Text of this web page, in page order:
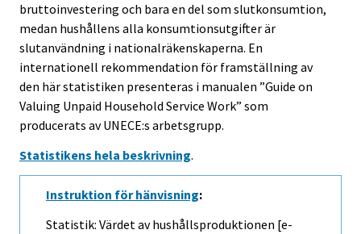
bruttoinvestering och bara en del som slutkonsumtion,
medan hushållens alla konsumtionsutgifter är
slutanvändning i nationalräkenskaperna. En
internationell rekommendation för framställning av
den här statistiken presenteras i manualen ”Guide on
Valuing Unpaid Household Service Work” som
producerats av UNECE:s arbetsgrupp.
Statistikens hela beskrivning.
Instruktion för hänvisning:
Statistik: Värdet av hushållsproduktionen [e-